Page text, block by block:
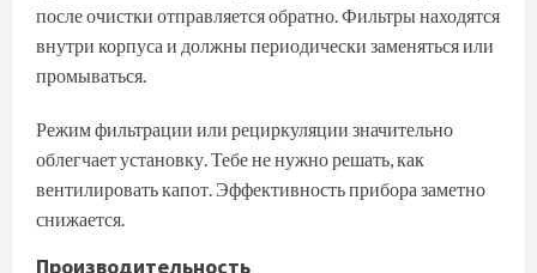
после очистки отправляется обратно. Фильтры находятся
внутри корпуса и должны периодически заменяться или
промываться.
Режим фильтрации или рециркуляции значительно
облегчает установку. Тебе не нужно решать, как
вентилировать капот. Эффективность прибора заметно
снижается.
Производительность